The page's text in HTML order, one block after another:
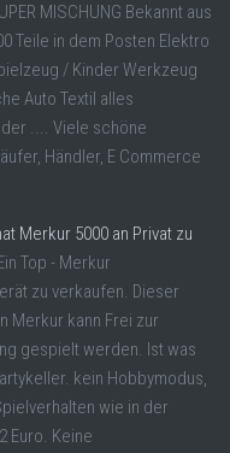
MISCHUNG Bekannt aus
Teile in dem Posten Elektro
/ Kinder Werkzeug
Auto Textil alles
.... Viele schöne
Händler, E Commerce
Merkur 5000 an Privat zu
Ein Top - Merkur
zu verkaufen. Dieser
Merkur kann Frei zur
gespielt werden. Ist was
kein Hobbymodus,
wie in der
Euro. Keine